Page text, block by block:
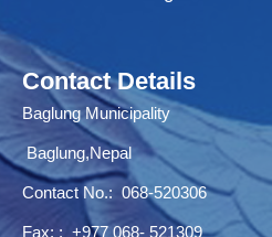
Contact Details
Baglung Municipality
Baglung,Nepal
Contact No.: 068-520306
Fax: : +977 068- 521309